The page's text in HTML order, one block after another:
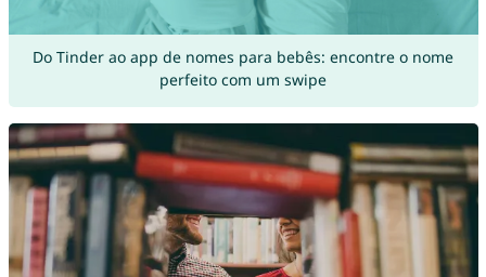
Do Tinder ao app de nomes para bebês: encontre o nome
perfeito com um swipe